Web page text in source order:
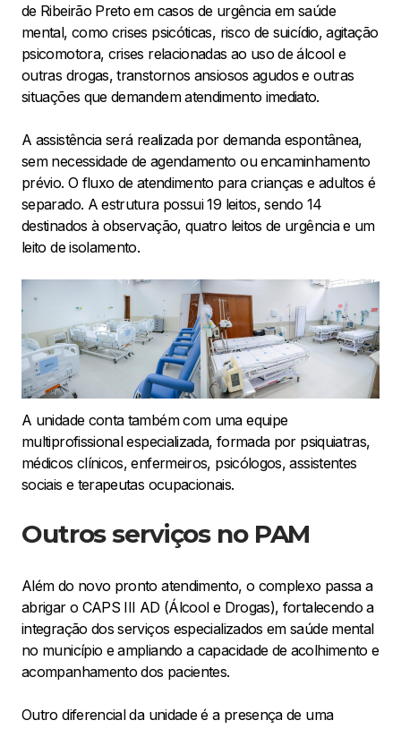
de Ribeirão Preto em casos de urgência em saúde
mental, como crises psicóticas, risco de suicídio, agitação
psicomotora, crises relacionadas ao uso de álcool e
outras drogas, transtornos ansiosos agudos e outras
situações que demandem atendimento imediato.
A assistência será realizada por demanda espontânea,
sem necessidade de agendamento ou encaminhamento
prévio. O fluxo de atendimento para crianças e adultos é
separado. A estrutura possui 19 leitos, sendo 14
destinados à observação, quatro leitos de urgência e um
leito de isolamento.
A unidade conta também com uma equipe
multiprofissional especializada, formada por psiquiatras,
médicos clínicos, enfermeiros, psicólogos, assistentes
sociais e terapeutas ocupacionais.
Outros serviços no PAM
Além do novo pronto atendimento, o complexo passa a
abrigar o CAPS III AD (Álcool e Drogas), fortalecendo a
integração dos serviços especializados em saúde mental
no município e ampliando a capacidade de acolhimento e
acompanhamento dos pacientes.
Outro diferencial da unidade é a presença de uma